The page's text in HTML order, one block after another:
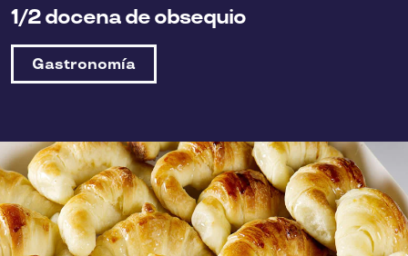
1/2 docena de obsequio
Gastronomía